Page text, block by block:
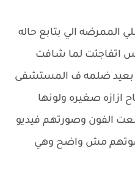
الممرضه الي بتابع حاله
اتفاجئت لما شافت
ضلمه ف المستشفى
ازازه صغيره ولونها
الفون وصورتهم فيديو
مش واضح وهي